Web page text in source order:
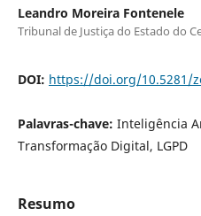
Leandro Moreira Fontenele
Tribunal de Justiça do Estado do
DOI: https://doi.org/10.5281/
Palavras-chave: Inteligência
Transformação Digital, LGPD
Resumo